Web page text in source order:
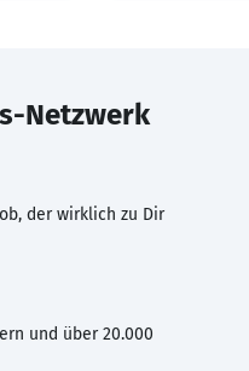
Netzwerk
der wirklich zu Dir
und über 20.000